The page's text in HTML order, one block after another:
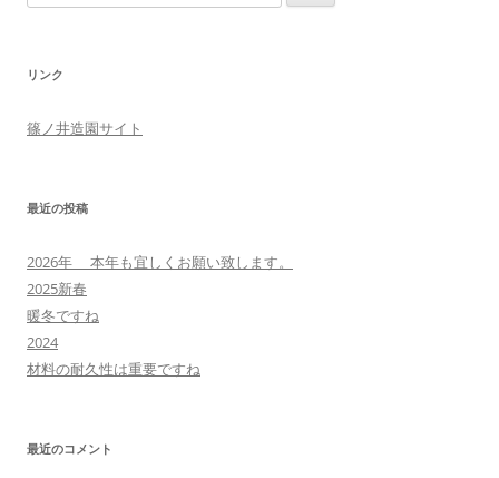
索:
リンク
篠ノ井造園サイト
最近の投稿
2026年 本年も宜しくお願い致します。
2025新春
暖冬ですね
2024
材料の耐久性は重要ですね
最近のコメント